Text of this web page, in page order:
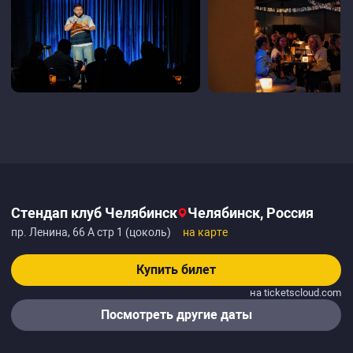
Стендап клуб Челябинск Челябинск, Россия
пр. Ленина, 66 А стр 1 (цоколь) на карте
Купить билет
на ticketscloud.com
Посмотреть другие даты